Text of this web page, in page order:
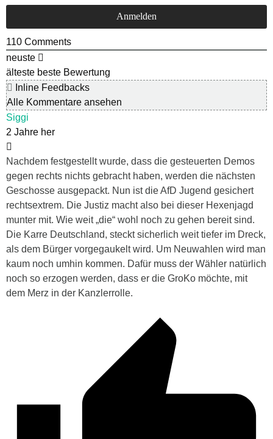
110 Comments
neuste
älteste beste Bewertung
Inline Feedbacks
Alle Kommentare ansehen
Siggi
2 Jahre her
Nachdem festgestellt wurde, dass die gesteuerten Demos
gegen rechts nichts gebracht haben, werden die nächsten
Geschosse ausgepackt. Nun ist die AfD Jugend gesichert
rechtsextrem. Die Justiz macht also bei dieser Hexenjagd
munter mit. Wie weit „die“ wohl noch zu gehen bereit sind.
Die Karre Deutschland, steckt sicherlich weit tiefer im Dreck,
als dem Bürger vorgegaukelt wird. Um Neuwahlen wird man
kaum noch umhin kommen. Dafür muss der Wähler natürlich
noch so erzogen werden, dass er die GroKo möchte, mit
dem Merz in der Kanzlerrolle.